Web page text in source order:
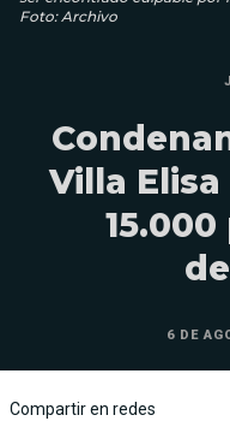
Foto: Archivo
Villa
6 DE
Compartir en redes